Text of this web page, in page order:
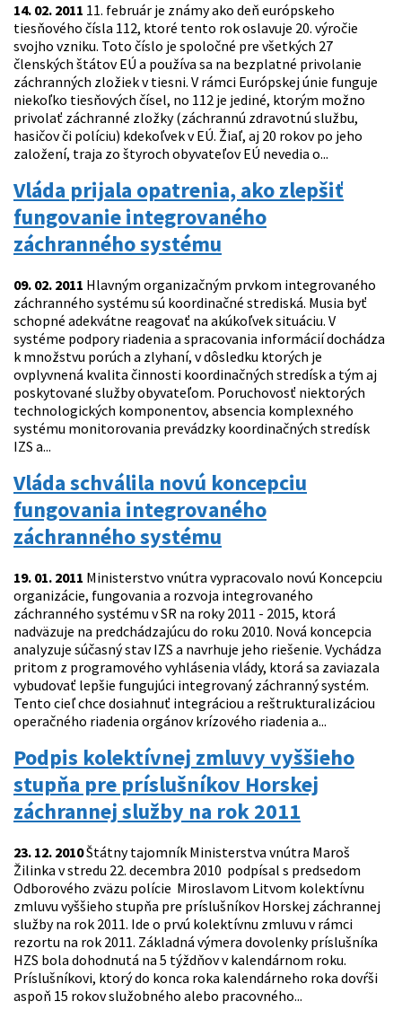
14. 02. 2011 11. február je známy ako deň európskeho
tiesňového čísla 112, ktoré tento rok oslavuje 20. výročie
svojho vzniku. Toto číslo je spoločné pre všetkých 27
členských štátov EÚ a používa sa na bezplatné privolanie
záchranných zložiek v tiesni. V rámci Európskej únie funguje
niekoľko tiesňových čísel, no 112 je jediné, ktorým možno
privolať záchranné zložky (záchrannú zdravotnú službu,
hasičov či políciu) kdekoľvek v EÚ. Žiaľ, aj 20 rokov po jeho
založení, traja zo štyroch obyvateľov EÚ nevedia o...
Vláda prijala opatrenia, ako zlepšiť
fungovanie integrovaného
záchranného systému
09. 02. 2011 Hlavným organizačným prvkom integrovaného
záchranného systému sú koordinačné strediská. Musia byť
schopné adekvátne reagovať na akúkoľvek situáciu. V
systéme podpory riadenia a spracovania informácií dochádza
k množstvu porúch a zlyhaní, v dôsledku ktorých je
ovplyvnená kvalita činnosti koordinačných stredísk a tým aj
poskytované služby obyvateľom. Poruchovosť niektorých
technologických komponentov, absencia komplexného
systému monitorovania prevádzky koordinačných stredísk
IZS a...
Vláda schválila novú koncepciu
fungovania integrovaného
záchranného systému
19. 01. 2011 Ministerstvo vnútra vypracovalo novú Koncepciu
organizácie, fungovania a rozvoja integrovaného
záchranného systému v SR na roky 2011 - 2015, ktorá
nadväzuje na predchádzajúcu do roku 2010. Nová koncepcia
analyzuje súčasný stav IZS a navrhuje jeho riešenie. Vychádza
pritom z programového vyhlásenia vlády, ktorá sa zaviazala
vybudovať lepšie fungujúci integrovaný záchranný systém.
Tento cieľ chce dosiahnuť integráciou a reštrukturalizáciou
operačného riadenia orgánov krízového riadenia a...
Podpis kolektívnej zmluvy vyššieho
stupňa pre príslušníkov Horskej
záchrannej služby na rok 2011
23. 12. 2010Štátny tajomník Ministerstva vnútra Maroš
Žilinka v stredu 22. decembra 2010 podpísal s predsedom
Odborového zväzu polície Miroslavom Litvom kolektívnu
zmluvu vyššieho stupňa pre príslušníkov Horskej záchrannej
služby na rok 2011. Ide o prvú kolektívnu zmluvu v rámci
rezortu na rok 2011. Základná výmera dovolenky príslušníka
HZS bola dohodnutá na 5 týždňov v kalendárnom roku.
Príslušníkovi, ktorý do konca roka kalendárneho roka dovŕši
aspoň 15 rokov služobného alebo pracovného...